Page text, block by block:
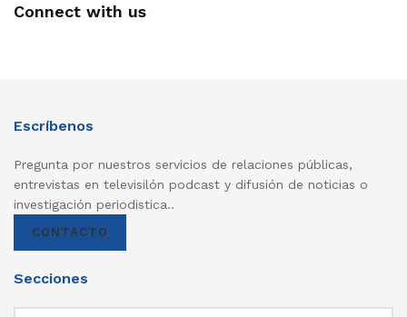
Connect with us
Escríbenos
Pregunta por nuestros servicios de relaciones públicas,
entrevistas en televisilón podcast y difusión de noticias o
investigación periodistica..
CONTACTO
Secciones